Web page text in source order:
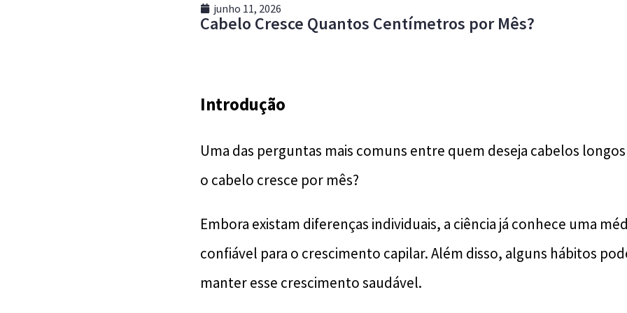
junho 11, 2026
Cabelo Cresce Quantos Centímetros por Mês?
Introdução
Uma das perguntas mais comuns entre quem deseja cabelos
o cabelo cresce por mês?
Embora existam diferenças individuais, a ciência já conhece uma
confiável para o crescimento capilar. Além disso, alguns hábitos
manter esse crescimento saudável.